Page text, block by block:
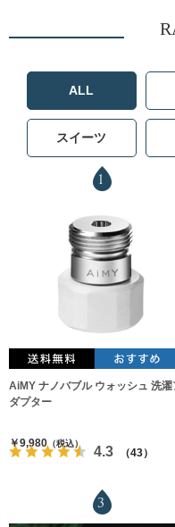
ALL
スイーツ
1
AiMY ナノバブル ウォッシュ 洗濯
ダプター
4.3 （43）
￥9,980（税込）
3